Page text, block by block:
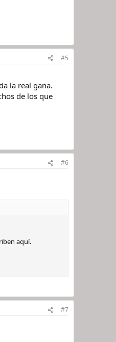
#5
la real gana.
de los que
#6
aquí.
#7